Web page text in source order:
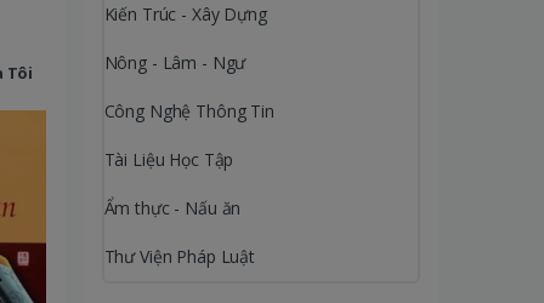
Tôi
Kiến Trúc - Xây Dựng
Nông - Lâm - Ngư
Công Nghệ Thông Tin
Tài Liệu Học Tập
Ẩm thực - Nấu ăn
Thư Viện Pháp Luật